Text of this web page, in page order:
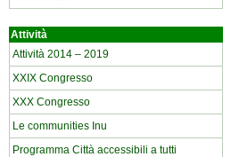
Attività
Attività 2014 – 2019
XXIX Congresso
XXX Congresso
Le communities Inu
Programma Città accessibili a tutti